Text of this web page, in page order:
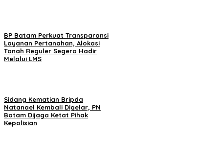
BP Batam Perkuat Transparansi
Layanan Pertanahan, Alokasi
Tanah Reguler Segera Hadir
Melalui LMS
Sidang Kematian Bripda
Natanael Kembali Digelar, PN
Batam Dijaga Ketat Pihak
Kepolisian